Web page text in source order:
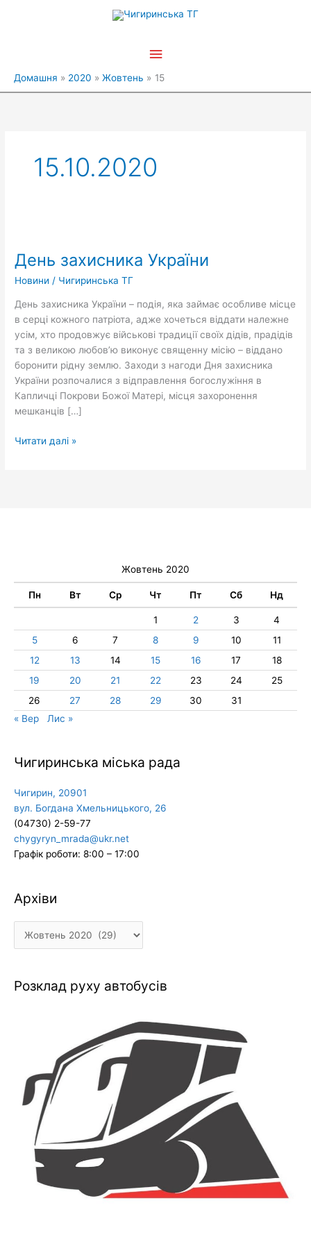
Головне
Домашня 2020 Жовтень 15
15.10.2020
День захисника України
Новини / Чигиринська ТГ
День захисника України – подія, яка займає особливе місце
в серці кожного патріота, адже хочеться віддати належне
усім, хто продовжує військові традиції своїх дідів, прадідів
та з великою любов’ю виконує священну місію – віддано
боронити рідну землю. Заходи з нагоди Дня захисника
України розпочалися з відправлення богослужіння в
Капличці Покрови Божої Матері, місця захоронення
мешканців […]
України
Читати далі »
Жовтень 2020
Пн Вт Ср Чт Пт Сб Нд
1 2 3
4
5
6 7 8 9 10
11
12
13 14 15 16 17
18
19
20 21 22 23 24
25
26
27 28 29 30
31
« Вер
Лис »
Чигиринська міська рада
Чигирин, 20901
вул. Богдана Хмельницького, 26
(04730) 2-59-77
chygyryn_mrada@ukr.net
Графік роботи: 8:00 – 17:00
Архіви
Архіви
Розклад руху автобусів